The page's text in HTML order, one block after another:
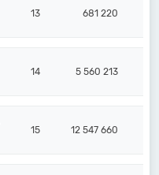
13 681 220
14 5 560 213
15 12 547 660